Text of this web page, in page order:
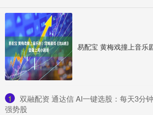
1
双融配资 通达信 AI一键选股：每天3分
强势股